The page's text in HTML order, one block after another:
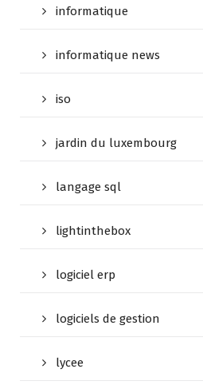
informatique
informatique news
iso
jardin du luxembourg
langage sql
lightinthebox
logiciel erp
logiciels de gestion
lycee